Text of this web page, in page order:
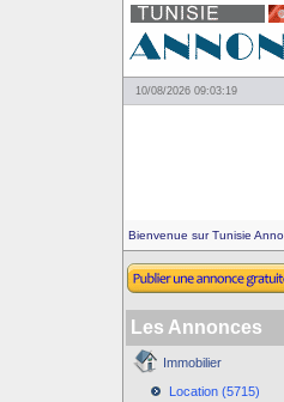
10/08/2026 09:03:19
Bienvenue sur Tunisie
Les Annonces
Immobilier
Location (5715)